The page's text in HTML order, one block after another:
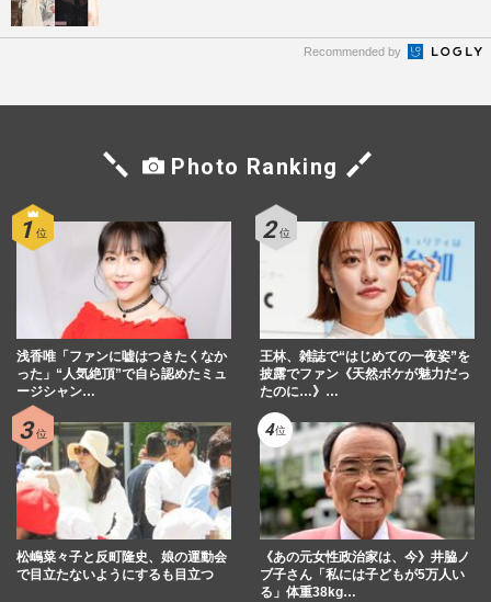
Recommended by
Photo Ranking
浅香唯「ファンに嘘はつきたくなか
った」“人気絶頂”で自ら認めたミュ
ージシャン…
王林、雑誌で“はじめての一夜姿”を
披露でファン《天然ボケが魅力だっ
たのに…》…
松嶋菜々子と反町隆史、娘の運動会
で目立たないようにするも目立つ
《あの元女性政治家は、今》井脇ノ
ブ子さん「私には子どもが5万人い
る」体重38kg…